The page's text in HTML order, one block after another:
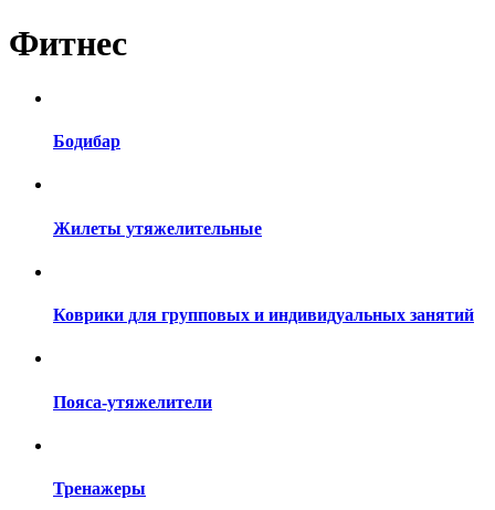
Фитнес
Бодибар
Жилеты утяжелительные
Коврики для групповых и индивидуальных занятий
Пояса-утяжелители
Тренажеры